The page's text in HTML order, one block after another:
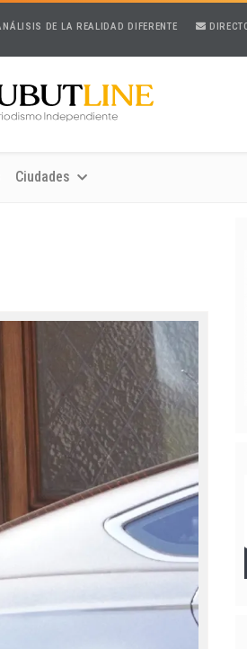
DE LA REALIDAD DIFERENTE
Ciudades